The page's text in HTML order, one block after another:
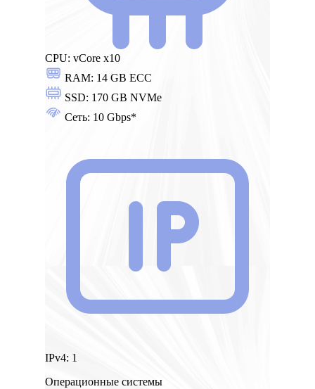
CPU: vCore x10
RAM: 14 GB ECC
SSD: 170 GB NVMe
Сеть: 10 Gbps*
IPv4: 1
Операционные системы